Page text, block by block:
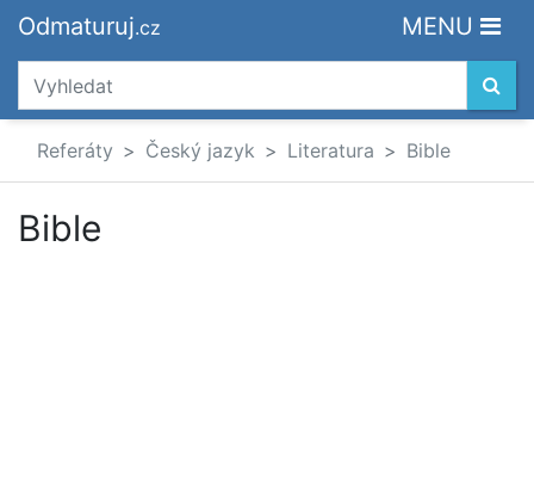
Odmaturuj.cz MENU
Referáty Český jazyk Literatura Bible
Bible